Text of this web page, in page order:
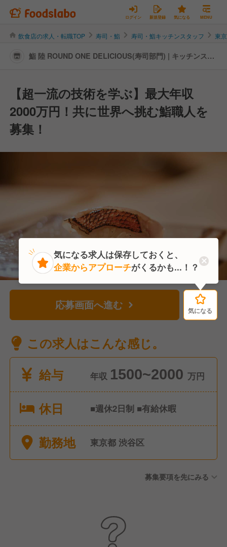
ログイン 新規登録 気になる MENU
飲食店の求人・転職TOP 寿司・鮨 寿司・鮨キッチンスタッフ 東
鮨 陸 ROUND ONE DELICIOUS(寿司部門) | キッチンスタ
【超一流の技術を学ぶ】最大年収
2000万円！共に世界へ挑む鮨職人を
募集！
応募画面へ進む 気になる
この求人はこんな感じ。
給与
年収 1500~2000 万円
休日 ■週休2日制 ■有給休暇
勤務地 東京都 渋谷区
募集要項を先にみる
気になる
気になる求人は保存しておくと、
企業からアプローチがくるかも...！？